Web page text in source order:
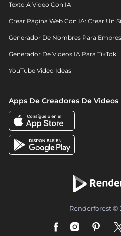
Texto A Video Con IA
Crear Página Web Con IA: Crear Un
Generador De Nombres Para
Generador De Videos IA Para TikTok
YouTube Video Ideas
Apps De Creadores De Videos
Renderforest ©